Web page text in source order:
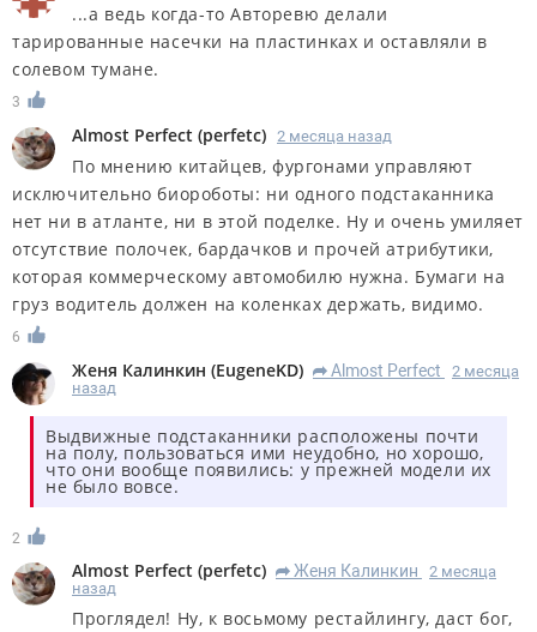
...а ведь когда-то Авторевю делали
тарированные насечки на пластинках и оставляли в
солевом тумане.
3
Almost Perfect (perfetc) 2 месяца назад
По мнению китайцев, фургонами управляют
исключительно биороботы: ни одного подстаканника
нет ни в атланте, ни в этой поделке. Ну и очень умиляет
отсутствие полочек, бардачков и прочей атрибутики,
которая коммерческому автомобилю нужна. Бумаги на
груз водитель должен на коленках держать, видимо.
6
Женя Калинкин (EugeneKD) R Almost Perfect
2 месяца
назад
Выдвижные подстаканники расположены почти
на полу, пользоваться ими неудобно, но хорошо,
что они вообще появились: у прежней модели их
не было вовсе.
2
Almost Perfect (perfetc) R Женя Калинкин
2 месяца
назад
Проглядел! Ну, к восьмому рестайлингу, даст бог,